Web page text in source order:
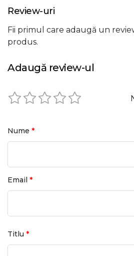
Review-uri
Fii primul care adaugă un
produs.
Adaugă review-ul
Nume *
Email *
Titlu *